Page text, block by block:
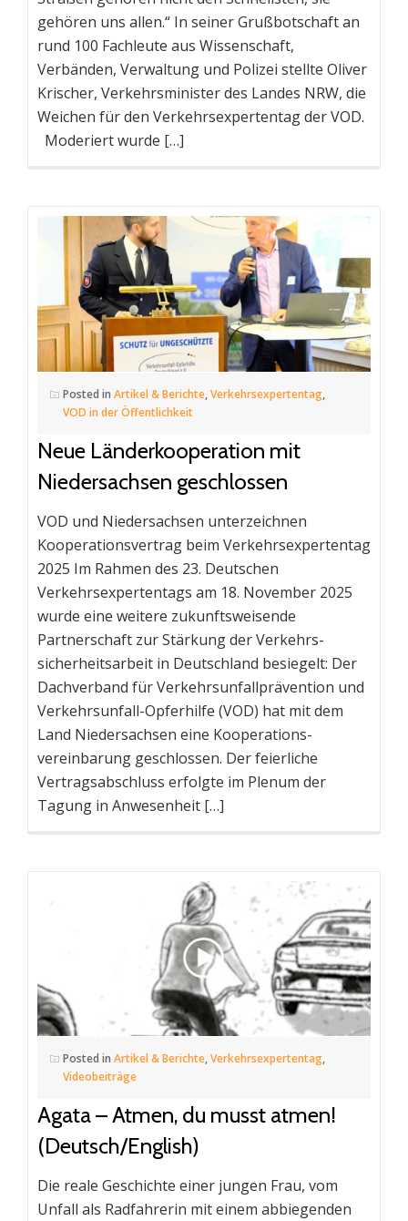
gehören uns allen.“ In seiner Grußbotschaft an
rund 100 Fachleute aus Wissenschaft,
Verbänden, Verwaltung und Polizei stellte Oliver
Krischer, Verkehrsminister des Landes NRW, die
Weichen für den Verkehrsexpertentag der VOD.
Moderiert wurde […]
Posted in Artikel & Berichte,Verkehrsexpertentag,
VOD in der Öffentlichkeit
Neue Länderkooperation mit
Niedersachsen geschlossen
VOD und Niedersachsen unterzeichnen
Kooperations­vertrag beim Verkehrs­expertentag
2025 Im Rahmen des 23. Deutschen
Verkehrsexpertentags am 18. November 2025
wurde eine weitere zukunftsweisende
Partnerschaft zur Stärkung der Verkehrs­
sicherheitsarbeit in Deutschland besiegelt: Der
Dachverband für Verkehrs­unfall­prävention und
Verkehrsunfall-Opferhilfe (VOD) hat mit dem
Land Niedersachsen eine Kooperations­
vereinbarung geschlossen. Der feierliche
Vertragsabschluss erfolgte im Plenum der
Tagung in Anwesenheit […]
Posted in Artikel & Berichte,Verkehrsexpertentag,
Videobeiträge
Agata – Atmen, du musst atmen!
(Deutsch/English)
Die reale Geschichte einer jungen Frau, vom
Unfall als Radfahrerin mit einem abbiegenden